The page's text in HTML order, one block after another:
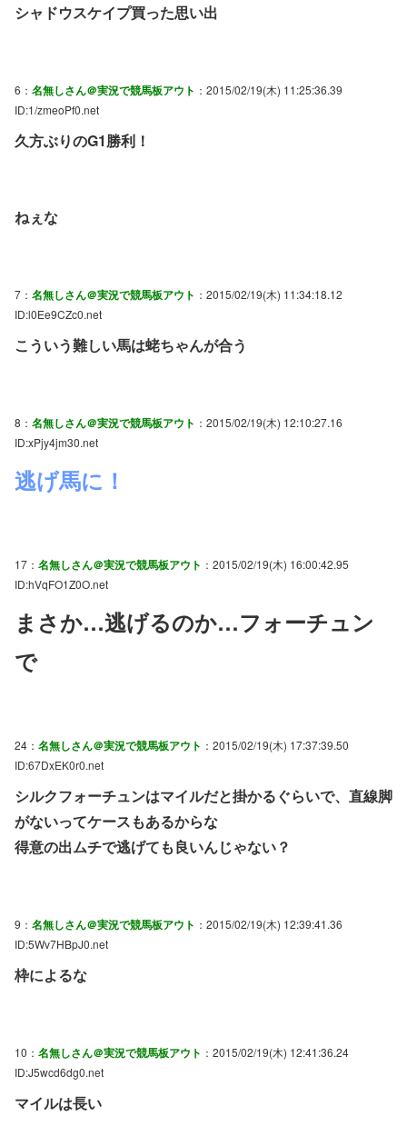
シャドウスケイプ買った思い出
6： 名無しさん＠実況で競馬板アウト ：2015/02/19(木) 11:25:36.39
ID:1/zmeoPf0.net
久方ぶりのG1勝利！
ねぇな
7： 名無しさん＠実況で競馬板アウト ：2015/02/19(木) 11:34:18.12
ID:l0Ee9CZc0.net
こういう難しい馬は蛯ちゃんが合う
8： 名無しさん＠実況で競馬板アウト ：2015/02/19(木) 12:10:27.16
ID:xPjy4jm30.net
逃げ馬に！
17： 名無しさん＠実況で競馬板アウト ：2015/02/19(木) 16:00:42.95
ID:hVqFO1Z0O.net
まさか…逃げるのか…フォーチュン
で
24： 名無しさん＠実況で競馬板アウト ：2015/02/19(木) 17:37:39.50
ID:67DxEK0r0.net
シルクフォーチュンはマイルだと掛かるぐらいで、直線脚
がないってケースもあるからな
得意の出ムチで逃げても良いんじゃない？
9： 名無しさん＠実況で競馬板アウト ：2015/02/19(木) 12:39:41.36
ID:5Wv7HBpJ0.net
枠によるな
10： 名無しさん＠実況で競馬板アウト ：2015/02/19(木) 12:41:36.24
ID:J5wcd6dg0.net
マイルは長い